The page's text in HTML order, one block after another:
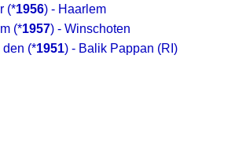
(*1956) - Haarlem
(*1957) - Winschoten
den (*1951) - Balik Pappan (RI)